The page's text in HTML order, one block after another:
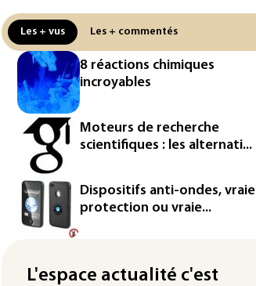
(sondage)
Puces et solaire: les Etats-Unis
taxent un matériau clé dominé par
la Chine
Les Etats-Unis veulent contrôler la
production d'un composant des
semiconducteurs et panneaux
solaires
Washington étend le contrôle des
réseaux sociaux des étrangers
demandeurs de visas
d'une cyberattaque
Les + vus Les + commentés
8 réactions chimiques
incroyables
Moteurs de recherche
scientifiques : les alternati...
Dispositifs anti-ondes, vraie
protection ou vraie...
L'espace actualité c'est